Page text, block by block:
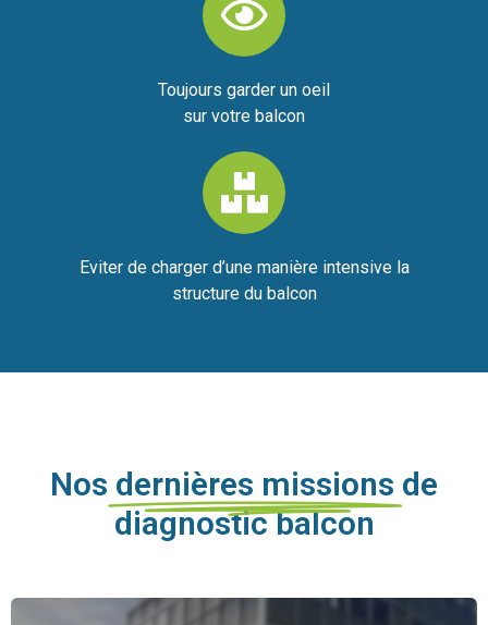
Toujours garder un oeil
sur votre balcon
Eviter de charger d’une manière intensive la
dernières missions